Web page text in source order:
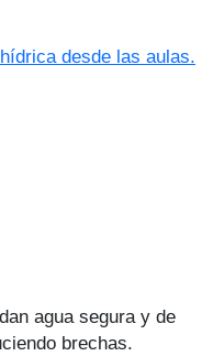
desde las aulas.
agua segura y de
brechas.